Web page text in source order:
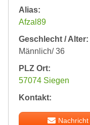
Alias:
Afzal89
Geschlecht / Alter:
Männlich/ 36
PLZ Ort:
57074 Siegen
Kontakt:
Nachricht